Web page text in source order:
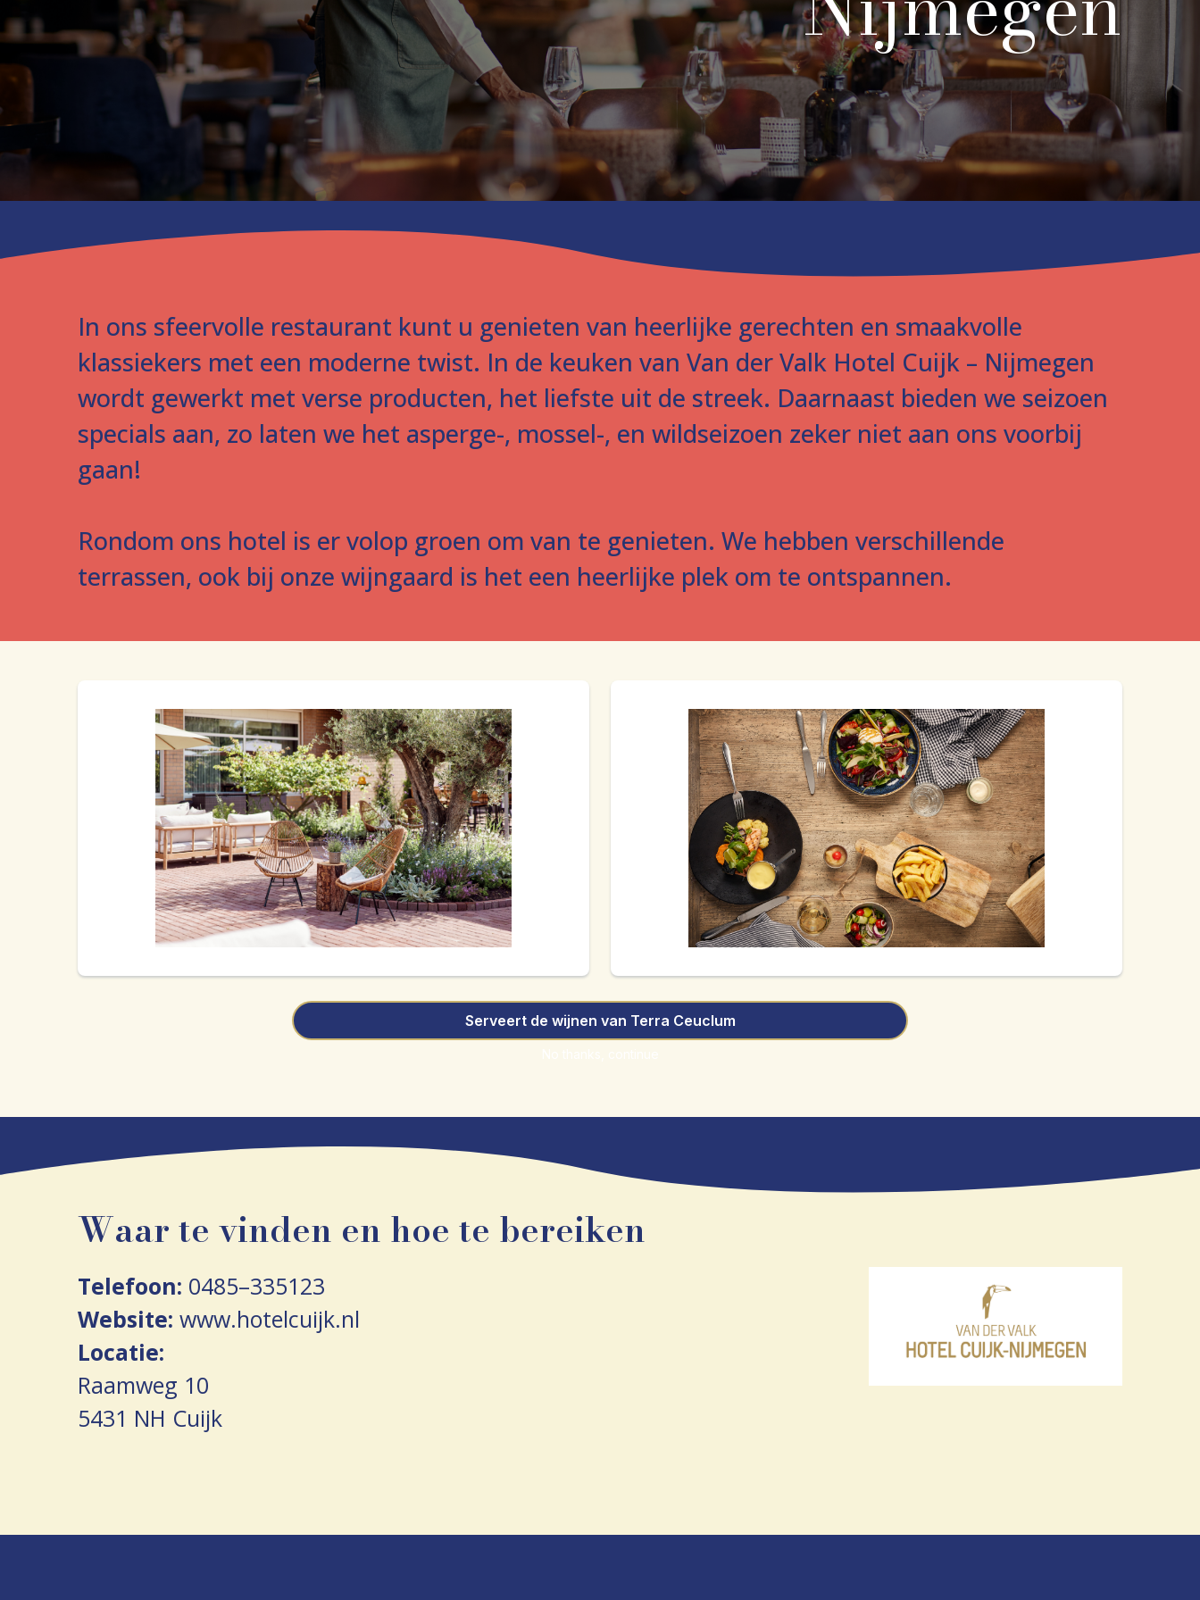
In ons sfeervolle restaurant kunt u genieten van heerlijke gerechten en smaakvolle
klassiekers met een moderne twist. In de keuken van Van der Valk Hotel Cuijk – Nijmegen
wordt gewerkt met verse producten, het liefste uit de streek. Daarnaast bieden we seizoen
specials aan, zo laten we het asperge-, mossel-, en wildseizoen zeker niet aan ons voorbij
gaan!
Rondom ons hotel is er volop groen om van te genieten. We hebben verschillende
terrassen, ook bij onze wijngaard is het een heerlijke plek om te ontspannen.
Serveert de wijnen van Terra Ceuclum
Waar te vinden en hoe te bereiken
Telefoon: 0485–335123
Website: www.hotelcuijk.nl
Locatie:
Raamweg 10
5431 NH Cuijk